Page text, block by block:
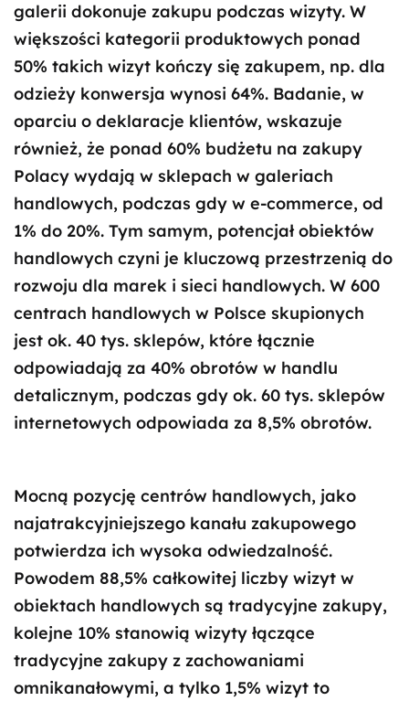
galerii dokonuje zakupu podczas wizyty. W
większości kategorii produktowych ponad
50% takich wizyt kończy się zakupem, np. dla
odzieży konwersja wynosi 64%. Badanie, w
oparciu o deklaracje klientów, wskazuje
również, że ponad 60% budżetu na zakupy
Polacy wydają w sklepach w galeriach
handlowych, podczas gdy w e-commerce, od
1% do 20%. Tym samym, potencjał obiektów
handlowych czyni je kluczową przestrzenią do
rozwoju dla marek i sieci handlowych. W 600
centrach handlowych w Polsce skupionych
jest ok. 40 tys. sklepów, które łącznie
odpowiadają za 40% obrotów w handlu
detalicznym, podczas gdy ok. 60 tys. sklepów
internetowych odpowiada za 8,5% obrotów.
Mocną pozycję centrów handlowych, jako
najatrakcyjniejszego kanału zakupowego
potwierdza ich wysoka odwiedzalność.
Powodem 88,5% całkowitej liczby wizyt w
obiektach handlowych są tradycyjne zakupy,
kolejne 10% stanowią wizyty łączące
tradycyjne zakupy z zachowaniami
omnikanałowymi, a tylko 1,5% wizyt to